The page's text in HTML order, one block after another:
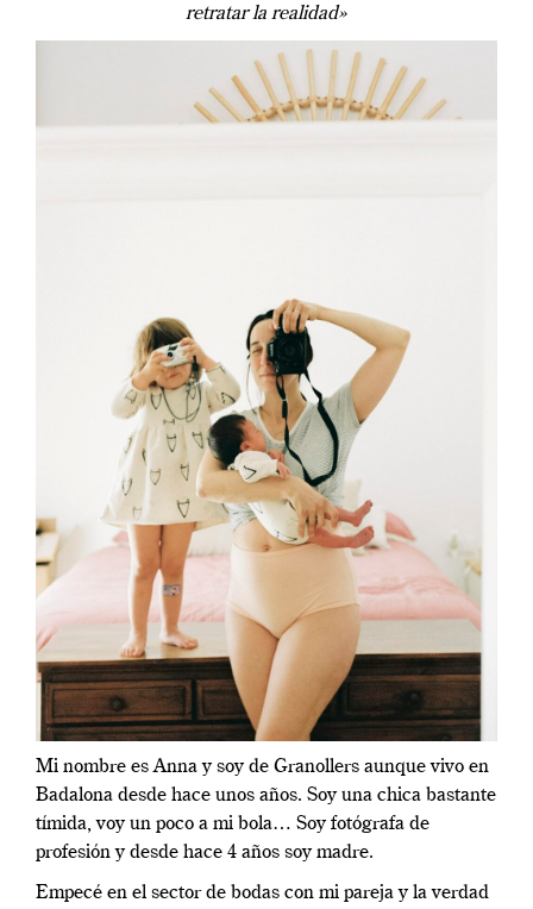
retratar la realidad»
Mi nombre es Anna y soy de Granollers aunque vivo en
Badalona desde hace unos años. Soy una chica bastante
tímida, voy un poco a mi bola… Soy fotógrafa de
profesión y desde hace 4 años soy madre.
Empecé en el sector de bodas con mi pareja y la verdad